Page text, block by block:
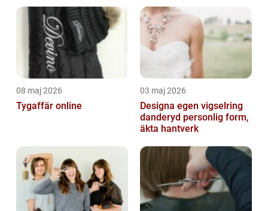
08 maj 2026
Tygaffär online
03 maj 2026
Designa egen vigselring
danderyd personlig form,
äkta hantverk